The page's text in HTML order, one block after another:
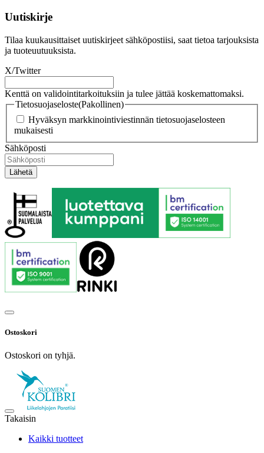
Uutiskirje
Tilaa kuukausittaiset uutiskirjeet sähköpostiisi, saat tietoa tarjouksista
ja tuoteuutuuksista.
X/Twitter
Kenttä on validointitarkoituksiin ja tulee jättää koskemattomaksi.
Tietosuojaseloste(Pakollinen)
Hyväksyn markkinointiviestinnän tietosuojaselosteen
mukaisesti
Sähköposti
Ostoskori
Ostoskori on tyhjä.
Takaisin
Kaikki tuotteet